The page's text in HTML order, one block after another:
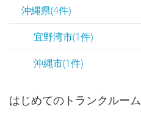
沖縄県(4件)
宜野湾市(1件)
沖縄市(1件)
はじめてのトランクルーム